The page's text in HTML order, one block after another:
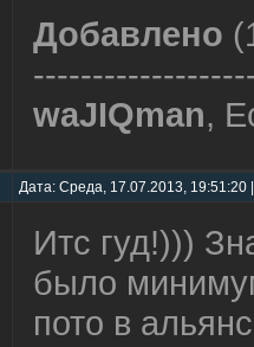
Добавлено
waJIQman,
Дата: Среда, 17.07.2013,
Итс гуд!)))
было
пото в